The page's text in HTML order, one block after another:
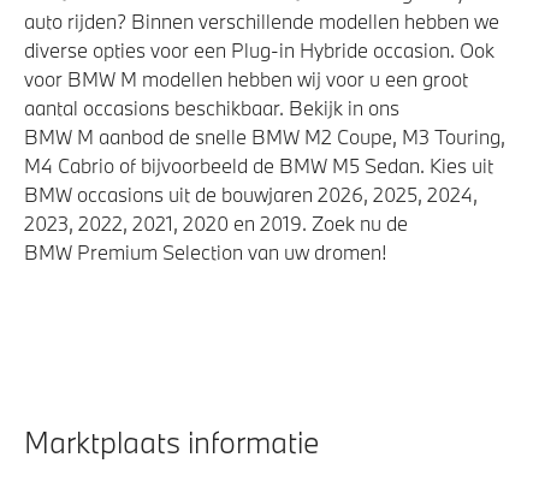
auto rijden? Binnen verschillende modellen hebben we
diverse opties voor een Plug-in Hybride occasion. Ook
voor BMW M modellen hebben wij voor u een groot
aantal occasions beschikbaar. Bekijk in ons
BMW M aanbod de snelle BMW M2 Coupe, M3 Touring,
M4 Cabrio of bijvoorbeeld de BMW M5 Sedan. Kies uit
BMW occasions uit de bouwjaren 2026, 2025, 2024,
2023, 2022, 2021, 2020 en 2019. Zoek nu de
BMW Premium Selection van uw dromen!
Marktplaats informatie